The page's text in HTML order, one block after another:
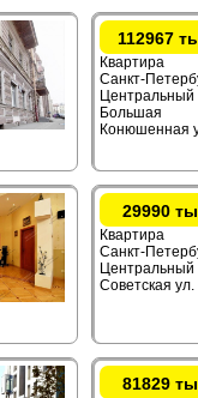
112967
Квартира
Санкт-
Центральный
Большая
Конюшенная
29990
Квартира
Санкт-
Центральный
Советская ул.
81829